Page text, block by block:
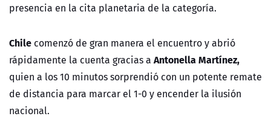
presencia en la cita planetaria de la categoría.
Chile comenzó de gran manera el encuentro y abrió
rápidamente la cuenta gracias a Antonella Martínez,
quien a los 10 minutos sorprendió con un potente remate
de distancia para marcar el 1-0 y encender la ilusión
nacional.